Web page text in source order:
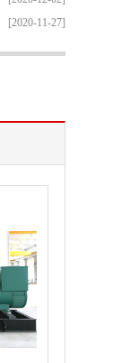
[2020-11-27]